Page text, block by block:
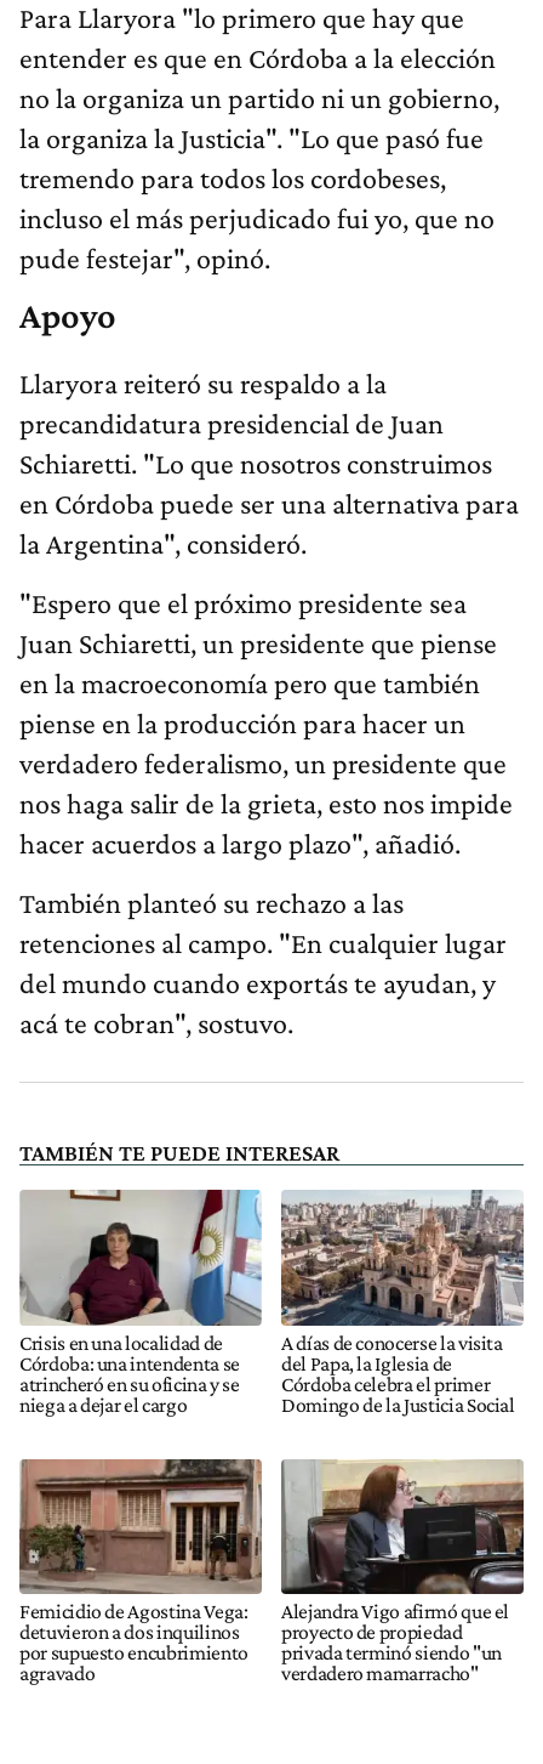
Para Llaryora "lo primero que hay que
entender es que en Córdoba a la elección
no la organiza un partido ni un gobierno,
la organiza la Justicia". "Lo que pasó fue
tremendo para todos los cordobeses,
incluso el más perjudicado fui yo, que no
pude festejar", opinó.
Apoyo
Llaryora reiteró su respaldo a la
precandidatura presidencial de Juan
Schiaretti. "Lo que nosotros construimos
en Córdoba puede ser una alternativa para
la Argentina", consideró.
"Espero que el próximo presidente sea
Juan Schiaretti, un presidente que piense
en la macroeconomía pero que también
piense en la producción para hacer un
verdadero federalismo, un presidente que
nos haga salir de la grieta, esto nos impide
hacer acuerdos a largo plazo", añadió.
También planteó su rechazo a las
retenciones al campo. "En cualquier lugar
del mundo cuando exportás te ayudan, y
acá te cobran", sostuvo.
TAMBIÉN TE PUEDE INTERESAR
Crisis en una localidad de
Córdoba: una intendenta se
atrincheró en su oficina y se
niega a dejar el cargo
A días de conocerse la visita
del Papa, la Iglesia de
Córdoba celebra el primer
Domingo de la Justicia Social
Femicidio de Agostina Vega:
detuvieron a dos inquilinos
por supuesto encubrimiento
agravado
Alejandra Vigo afirmó que el
proyecto de propiedad
privada terminó siendo "un
verdadero mamarracho"